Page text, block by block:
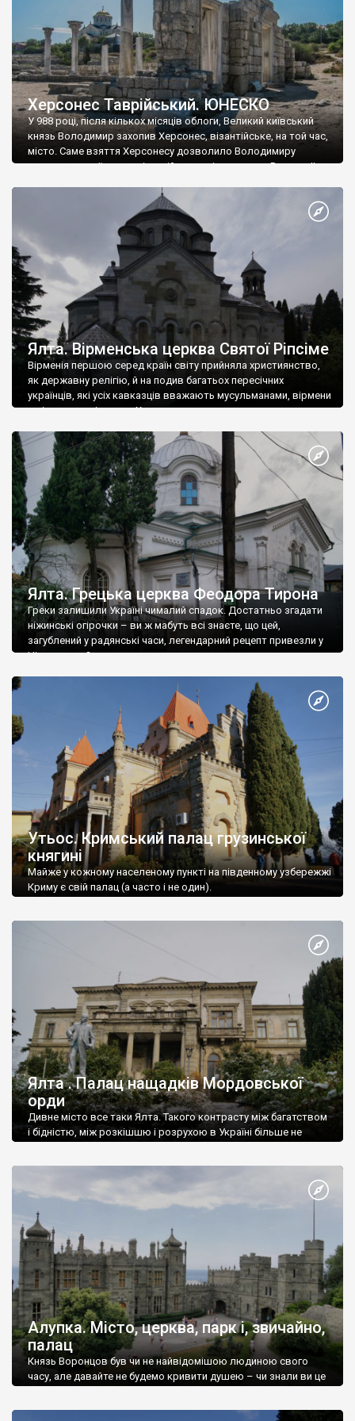
Херсонес Таврійський. ЮНЕСКО
У 988 році, після кількох місяців облоги, Великий київський
князь Володимир захопив Херсонес, візантійське, на той час,
місто. Саме взяття Херсонесу дозволило Володимиру
диктувати свої умови візантійському імператору Василю ІІ, та
Херсонесі Володимир-язичник, став Василем-християнином.
А потім було Хрещення Русі. На честь Херсонесу Таврійського
Ялта. Вірменська церква Святої Ріпсіме
Вірменія першою серед країн світу прийняла християнство,
як державну релігію, й на подив багатьох пересічних
українців, які усіх кавказців вважають мусульманами, вірмени
є відданими вірянами Христа
Ялта. Грецька церква Феодора Тирона
Греки залишили Україні чималий спадок. Достатньо згадати
ніжинські огірочки – ви ж мабуть всі знаєте, що цей,
загублений у радянські часи, легендарний рецепт привезли у
Ніжин греки?
Утьос. Кримський палац грузинської
княгині
Майже у кожному населеному пункті на південному узбережжі
Криму є свій палац (а часто і не один).
Ялта . Палац нащадків Мордовської
орди
Дивне місто все таки Ялта. Такого контрасту між багатством
і бідністю, між розкішшю і розрухою в Україні більше не
Алупка. Місто, церква, парк і, звичайно,
палац
Князь Воронцов був чи не найвідомішою людиною свого
часу, але давайте не будемо кривити душею – чи знали ви це